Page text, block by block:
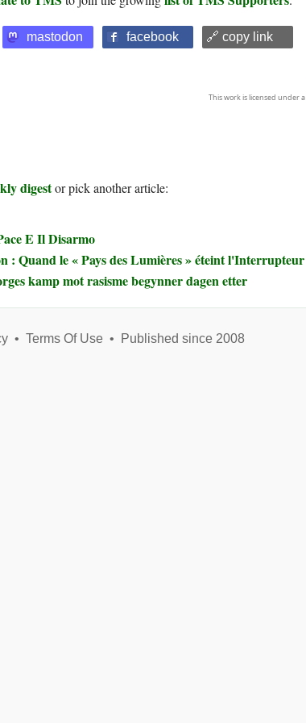
mastodon facebook 🔗 copy link
This work is licensed under a
digestor pick another article:
E Il Disarmo
: Quand le « Pays des Lumières » éteint l'Interrupteur
kamp mot rasisme begynner dagen etter
• Terms Of Use• Published since 2008